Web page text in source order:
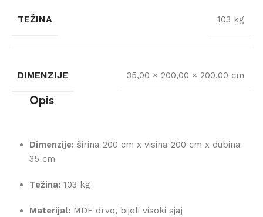
TEŽINA 103 kg
DIMENZIJE 35,00 × 200,00 × 200,00 cm
Opis
Dimenzije: širina 200 cm x visina 200 cm x dubina
35 cm
Težina: 103 kg
Materijal: MDF drvo, bijeli visoki sjaj